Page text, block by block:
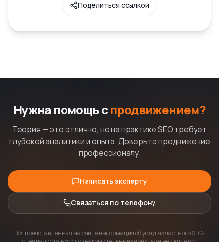
Поделиться ссылкой
Нужна помощь с продвижением?
Теория — это отлично, но на практике SEO требует
глубокой аналитики и опыта. Доверьте продвижение
профессионалу.
Написать эксперту
Связаться по телефону
Вся представленная на сайте информация об услугах частного SEO-